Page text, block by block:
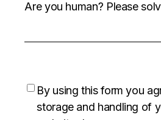
Are you human? Please
By using this form you
storage and handling of